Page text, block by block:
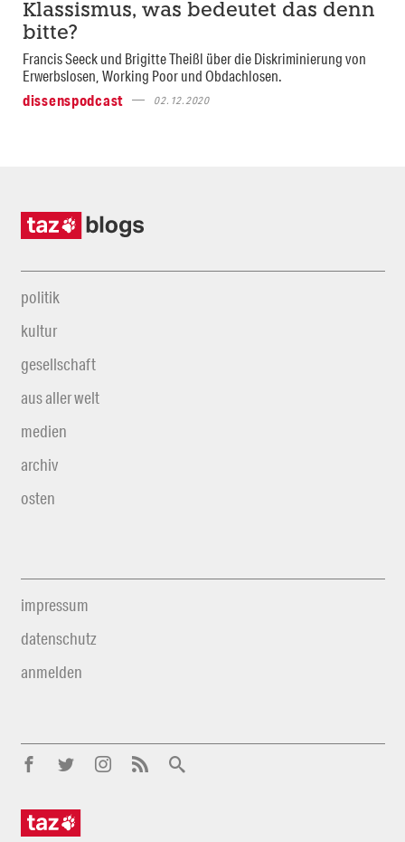
Klassismus, was bedeutet das denn
bitte?
Francis Seeck und Brigitte Theißl über die Diskriminierung von
Erwerbslosen, Working Poor und Obdachlosen.
dissenspodcast
02.12.2020
politik
kultur
gesellschaft
aus aller welt
medien
archiv
osten
impressum
datenschutz
anmelden